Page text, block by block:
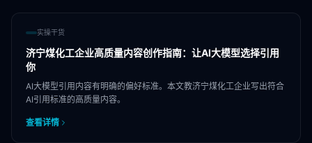
实操干货
济宁煤化工企业高质量内容创作指南：让AI大模型选择引用
你
AI大模型引用内容有明确的偏好标准。本文教济宁煤化工企业写出符合
AI引用标准的高质量内容。
查看详情